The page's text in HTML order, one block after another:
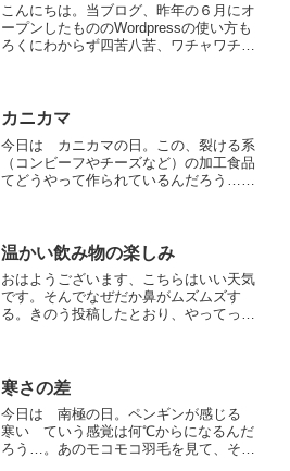
こんにちは。当ブログ、昨年の６月にオ
ープンしたもののWordpressの使い方も
ろくにわからず四苦八苦、ワチャワチャ
こっちゃトリッ...
カニカマ
今日は カニカマの日。この、裂ける系
（コンビーフやチーズなど）の加工食品
てどうやって作られているんだろう…。
あの感覚も好きです。
温かい飲み物の楽しみ
おはようございます、こちらはいい天気
です。そんでなぜだか鼻がムズムズす
る。きのう投稿したとおり、やってって
ざと溶け残させてじゃな…そ...
寒さの差
今日は 南極の日。ペンギンが感じる
寒い ていう感覚は何℃からになるんだ
ろう…。あのモコモコ羽毛を見て、そん